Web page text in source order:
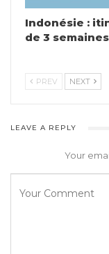
Indonésie :
de 3 semaines
PREV NEXT
LEAVE A REPLY
Your